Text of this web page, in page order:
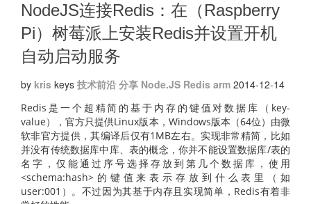
NodeJS连接Redis：在（Raspberry
Pi）树莓派上安装Redis并设置开机
自动启动服务
by kris keys 技术前沿 分享 Node.JS Redis arm 2014-12-14
Redis是一个超精简的基于内存的键值对数据库（key-
value），官方只提供Linux版本，Windows版本（64位）由微
软非官方提供，其编译后仅有1MB左右。实现非常精简，比如
并没有传统数据库中库、表的概念，你并不能设置数据库/表的
名字，仅能通过序号选择存放到第几个数据库，使用
<schema:hash>的键值来表示存放到什么表里（如
user:001）。不过因为其基于内存且实现简单，Redis有着非